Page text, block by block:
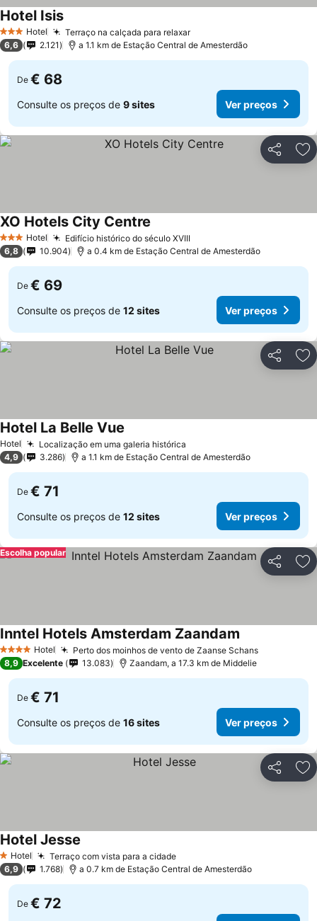
3 EstrelasHotel Terraço na calçada para relaxar
Hotel Isis
6,6 2.121 a 1.1 km de Estação Central de Amesterdão
De € 68
Consulte os preços de 9 sites Ver preços
Partilhar
3 EstrelasHotel Edifício histórico do século XVIII
XO Hotels City Centre
6,8 10.904 a 0.4 km de Estação Central de Amesterdão
De € 69
Consulte os preços de 12 sites Ver preços
Partilhar
Hotel Localização em uma galeria histórica
Hotel La Belle Vue
4,9 3.286 a 1.1 km de Estação Central de Amesterdão
De € 71
Consulte os preços de 12 sites Ver preços
Partilhar
Escolha popular
4 EstrelasHotel Perto dos moinhos de vento de Zaanse Schans
Inntel Hotels Amsterdam Zaandam
8,9 Excelente 13.083 Zaandam, a 17.3 km de Middelie
De € 71
Consulte os preços de 16 sites Ver preços
Partilhar
1 Estrelas
Hotel Terraço com vista para a cidade
Hotel Jesse
6,9 1.768 a 0.7 km de Estação Central de Amesterdão
De € 72